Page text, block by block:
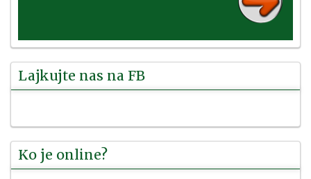
Lajkujte nas na FB
Ko je online?